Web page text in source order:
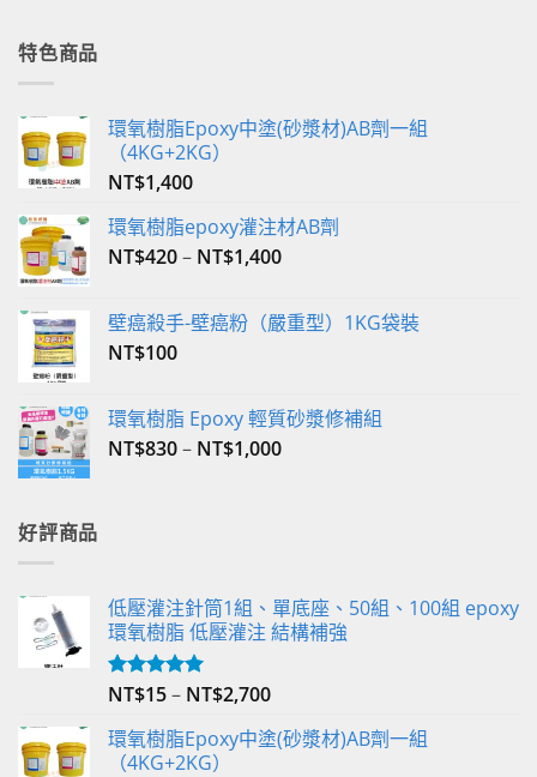
特色商品
環氧樹脂Epoxy中塗(砂漿材)AB劑一組
（4KG+2KG）
NT$1,400
環氧樹脂epoxy灌注材AB劑
NT$420– NT$1,400
壁癌殺手-壁癌粉（嚴重型）1KG袋裝
NT$100
環氧樹脂 Epoxy 輕質砂漿修補組
NT$830– NT$1,000
好評商品
低壓灌注針筒1組、單底座、50組、100組 epoxy
環氧樹脂 低壓灌注 結構補強
評分5.00
NT$15– NT$2,700
環氧樹脂Epoxy中塗(砂漿材)AB劑一組
（4KG+2KG）